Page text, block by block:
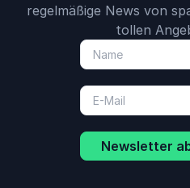
regelmäßige News von
tollen
Newsletter